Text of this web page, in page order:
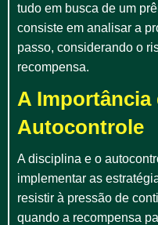
tudo em busca de um
consiste em analisar a
passo, considerando o
recompensa.
A Importância
Autocontrole
A disciplina e o
implementar as
resistir à pressão de
quando a recompensa